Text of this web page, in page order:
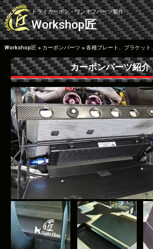
Skip
to
content
ドライカーボン・ワンオフパーツ製作
Workshop匠
Workshop匠> カーボンパーツ >
カーボンパーツ紹介